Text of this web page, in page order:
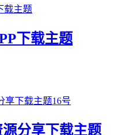
下载主题
分享下载主题